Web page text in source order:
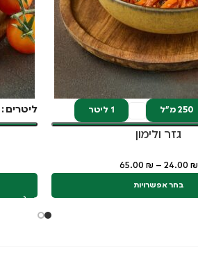
250 מ"ל 1 ליטר
גזר ולימון
24.00 ₪
–
65.00 ₪
בחר אפשרויות
ליטרים